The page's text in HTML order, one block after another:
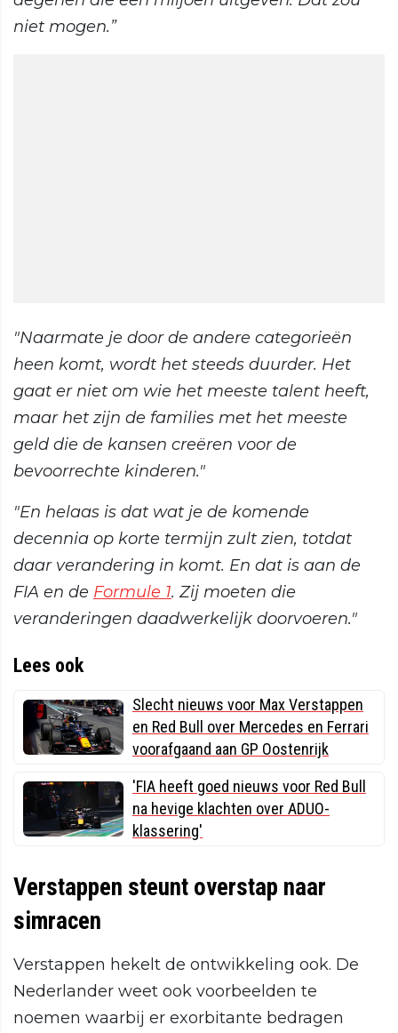
niet mogen.”
"Naarmate je door de andere categorieën
heen komt, wordt het steeds duurder. Het
gaat er niet om wie het meeste talent heeft,
maar het zijn de families met het meeste
geld die de kansen creëren voor de
bevoorrechte kinderen."
"En helaas is dat wat je de komende
decennia op korte termijn zult zien, totdat
daar verandering in komt. En dat is aan de
FIA en de Formule 1. Zij moeten die
veranderingen daadwerkelijk doorvoeren."
Lees ook
Slecht nieuws voor Max Verstappen
en Red Bull over Mercedes en Ferrari
voorafgaand aan GP Oostenrijk
'FIA heeft goed nieuws voor Red Bull
na hevige klachten over ADUO-
klassering'
Verstappen steunt overstap naar
simracen
Verstappen hekelt de ontwikkeling ook. De
Nederlander weet ook voorbeelden te
noemen waarbij er exorbitante bedragen